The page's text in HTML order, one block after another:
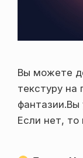
Вы можете
текстуру на
фантазии.Вы
Если нет, то